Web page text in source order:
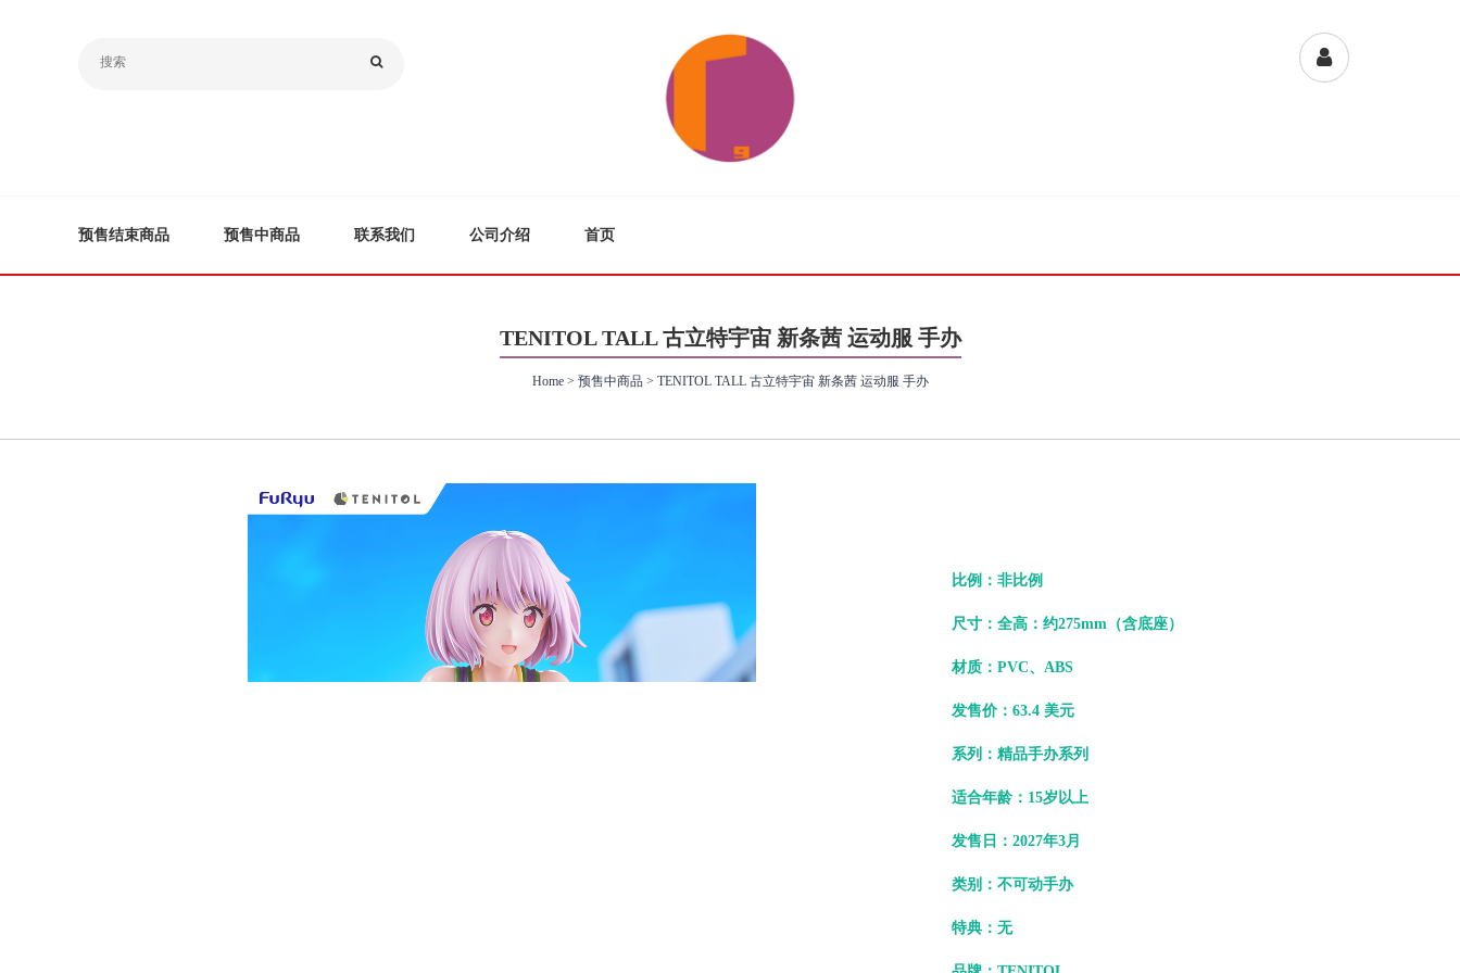
预售结束商品 预售中商品 联系我们 公司介绍 首页
TENITOL TALL 古立特宇宙 新条茜 运动服 手办
Home> 预售中商品 > TENITOL TALL 古立特宇宙 新条茜 运动服 手办
比例：非比例
尺寸：全高：约275mm（含底座）
材质：PVC、ABS
发售价：63.4 美元
系列：精品手办系列
适合年龄：15岁以上
发售日：2027年3月
类别：不可动手办
特典：无